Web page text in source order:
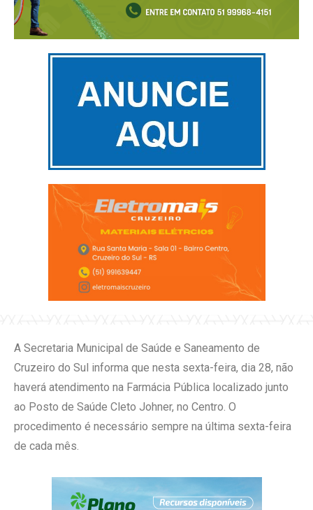
A Secretaria Municipal de Saúde e Saneamento de
Cruzeiro do Sul informa que nesta sexta-feira, dia 28, não
haverá atendimento na Farmácia Pública localizado junto
ao Posto de Saúde Cleto Johner, no Centro. O
procedimento é necessário sempre na última sexta-feira
de cada mês.